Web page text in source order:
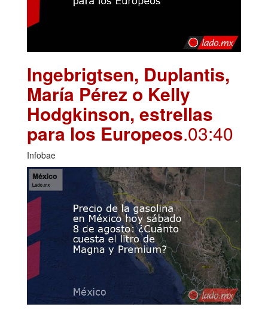
Ingebrigtsen, Duplantis,
María Pérez o Kelly
Hodgkinson, estrellas
para los Europeos.03:40
Infobae